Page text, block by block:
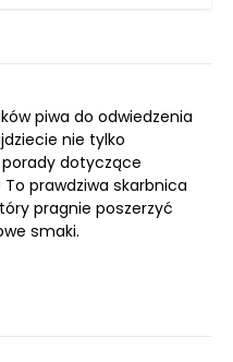
piwa do odwiedzenia
nie tylko
dotyczące
prawdziwa skarbnica
pragnie poszerzyć
smaki.